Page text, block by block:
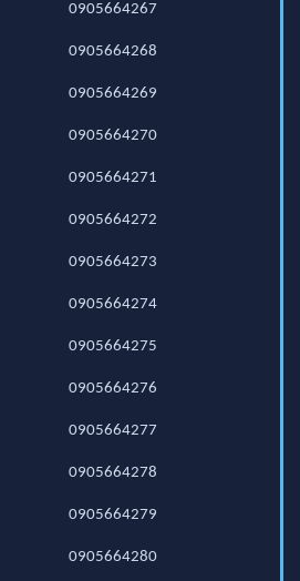
0905664267
0905664268
0905664269
0905664270
0905664271
0905664272
0905664273
0905664274
0905664275
0905664276
0905664277
0905664278
0905664279
0905664280